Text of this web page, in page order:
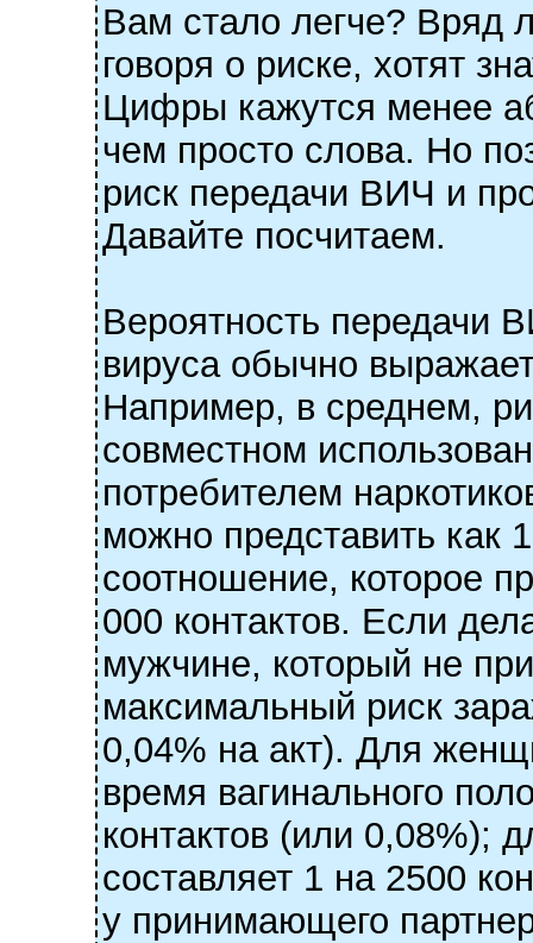
Вам стало легче? Вряд
говоря о риске, хотят
Цифры кажутся менее
чем просто слова. Но
риск передачи ВИЧ и
Давайте посчитаем.
Вероятность передачи
вируса обычно
Например, в среднем,
совместном
потребителем
можно представить как
соотношение, которое
000 контактов. Если
мужчине, который не
максимальный риск
0,04% на акт). Для
время вагинального
контактов (или 0,08%);
составляет 1 на 2500
у принимающего